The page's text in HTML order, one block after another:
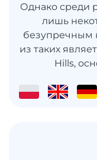
Однако среди
лишь
безупречным
из таких
Hills,